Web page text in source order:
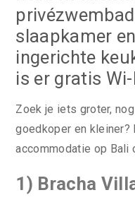
slaapkamer
ingerichte
is er gratis Wi-
Zoek je iets groter,
goedkoper en kleiner?
accommodatie op Bali
1) Bracha